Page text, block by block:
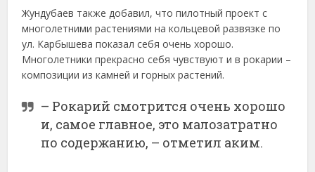
Жундубаев также добавил, что пилотный проект с
многолетними растениями на кольцевой развязке по
ул. Карбышева показал себя очень хорошо.
Многолетники прекрасно себя чувствуют и в рокарии –
композиции из камней и горных растений.
– Рокарий смотрится очень хорошо
и, самое главное, это малозатратно
по содержанию, – отметил аким.